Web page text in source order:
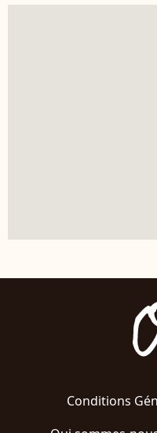
Conditions